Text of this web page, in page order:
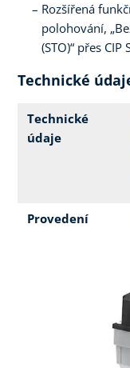
Rozšířená
polohování,
(STO)“ přes CIP
Technické
Technické
údaje
Provedení